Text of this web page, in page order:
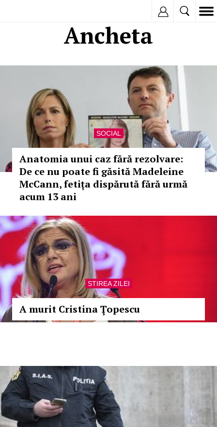
Ancheta
SOCIAL
Anatomia unui caz fără rezolvare:
De ce nu poate fi găsită Madeleine
McCann, fetița dispărută fără urmă
acum 13 ani
STIREA ZILEI
A murit Cristina Ţopescu